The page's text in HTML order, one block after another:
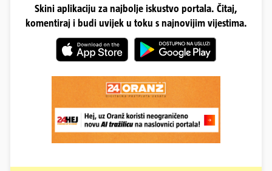
Skini aplikaciju za najbolje iskustvo portala. Čitaj,
komentiraj i budi uvijek u toku s najnovijim vijestima.